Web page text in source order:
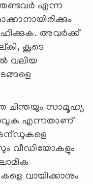
എന്ന
അവര്‍ക്ക്
കൂടെ
വലിയ
ചിന്തയും സാമൂഹ്യ
എന്നതാണ്
വീഡിയോകളും
വായിക്കാനും